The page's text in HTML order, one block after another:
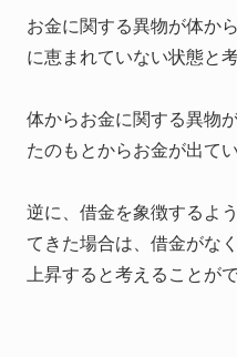
お金に関する異物が体か
に恵まれていない状態と
体からお金に関する異物
たのもとからお金が出て
逆に、借金を象徴するよ
てきた場合は、借金がな
上昇すると考えることが